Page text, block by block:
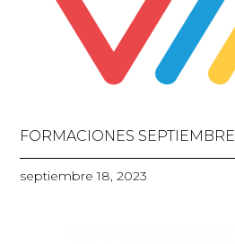
FORMACIONES SEPTIEMBRE
septiembre 18, 2023